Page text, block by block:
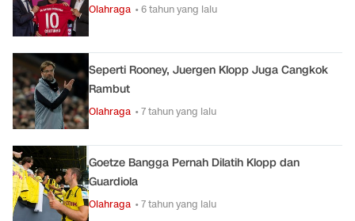
Olahraga • 6 tahun yang lalu
Seperti Rooney, Juergen Klopp Juga Cangkok
Rambut
Olahraga • 7 tahun yang lalu
Goetze Bangga Pernah Dilatih Klopp dan
Guardiola
Olahraga • 7 tahun yang lalu